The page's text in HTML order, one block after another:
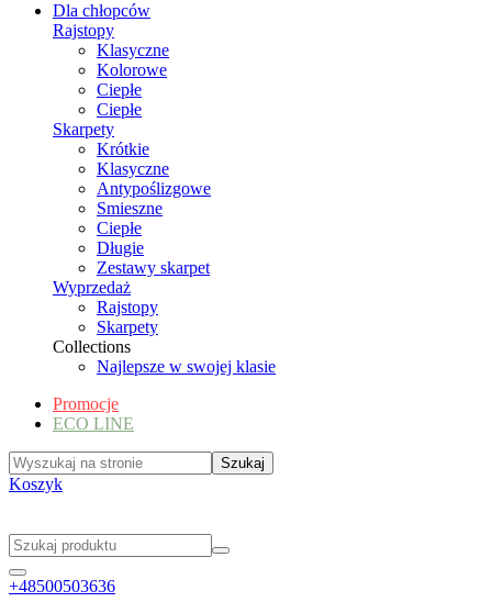
Dla chłopców
Rajstopy
Klasyczne
Kolorowe
Ciepłe
Ciepłe
Skarpety
Krótkie
Klasyczne
Antypoślizgowe
Smieszne
Ciepłe
Długie
Zestawy skarpet
Wyprzedaż
Rajstopy
Skarpety
Collections
Najlepsze w swojej klasie
Promocje
ECO LINE
Koszyk
+48500503636